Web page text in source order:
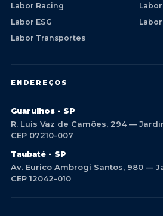
Labor Racing
Labor ESG
Labor Transportes
ENDEREÇOS
Guarulhos - SP
R. Luís Vaz de Camões, 294 —
CEP 07210-007
Taubaté - SP
Av. Eurico Ambrogi Santos, 980 —
CEP 12042-010